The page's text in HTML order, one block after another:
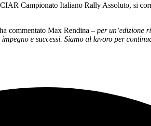
Campionato Italiano Rally Assoluto, si
commentato Max Rendina – per un’edizione
e successi. Siamo al lavoro per